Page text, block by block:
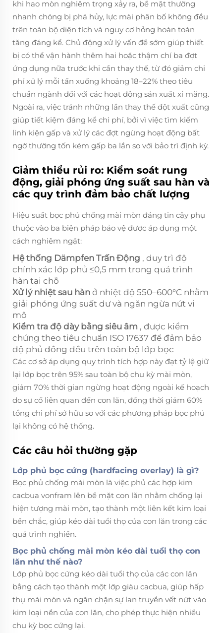
khi hao mòn nghiêm trọng xảy ra, bề mặt thường
nhanh chóng bị phá hủy, lực mài phân bố không đều
trên toàn bộ diện tích và nguy cơ hỏng hoàn toàn
tăng đáng kể. Chủ động xử lý vấn đề sớm giúp thiết
bị có thể vận hành thêm hai hoặc thậm chí ba đợt
ứng dụng nữa trước khi cần thay thế, từ đó giảm chi
phí xử lý mỗi tấn xuống khoảng 18–22% theo tiêu
chuẩn ngành đối với các hoạt động sản xuất xi măng.
Ngoài ra, việc tránh những lần thay thế đột xuất cũng
giúp tiết kiệm đáng kể chi phí, bởi vì việc tìm kiếm
linh kiện gấp và xử lý các đợt ngừng hoạt động bất
ngờ thường tốn kém gấp ba lần so với bảo trì định kỳ.
Giảm thiểu rủi ro: Kiểm soát rung
động, giải phóng ứng suất sau hàn và
các quy trình đảm bảo chất lượng
Hiệu suất bọc phủ chống mài mòn đáng tin cậy phụ
thuộc vào ba biện pháp bảo vệ được áp dụng một
cách nghiêm ngặt:
Hệ thống Dämpfen Trấn Động , duy trì độ
chính xác lớp phủ ≤0,5 mm trong quá trình
hàn tại chỗ
Xử lý nhiệt sau hàn ở nhiệt độ 550–600°C nhằm
giải phóng ứng suất dư và ngăn ngừa nứt vi
mô
Kiểm tra độ dày bằng siêu âm , được kiểm
chứng theo tiêu chuẩn ISO 17637 để đảm bảo
độ phủ đồng đều trên toàn bộ lớp bọc
Các cơ sở áp dụng quy trình tích hợp này đạt tỷ lệ giữ
lại lớp bọc trên 95% sau toàn bộ chu kỳ mài mòn,
giảm 70% thời gian ngừng hoạt động ngoài kế hoạch
do sự cố liên quan đến con lăn, đồng thời giảm 60%
tổng chi phí sở hữu so với các phương pháp bọc phủ
lại không có hệ thống.
Các câu hỏi thường gặp
Lớp phủ bọc cứng (hardfacing overlay) là gì?
Bọc phủ chống mài mòn là việc phủ các hợp kim
cacbua vonfram lên bề mặt con lăn nhằm chống lại
hiện tượng mài mòn, tạo thành một liên kết kim loại
bền chắc, giúp kéo dài tuổi thọ của con lăn trong các
quá trình nghiền.
Bọc phủ chống mài mòn kéo dài tuổi thọ con
lăn như thế nào?
Lớp phủ bọc cứng kéo dài tuổi thọ của các con lăn
bằng cách tạo thành một lớp giàu cacbua, giúp hấp
thụ mài mòn và ngăn chặn sự lan truyền vết nứt vào
kim loại nền của con lăn, cho phép thực hiện nhiều
chu kỳ bọc cứng lại.